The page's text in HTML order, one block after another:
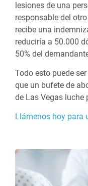
lesiones de una
responsable del
recibe una
reduciría a 50.000
50% del
Todo esto puede
que un bufete de
de Las Vegas luche
Llámenos hoy para